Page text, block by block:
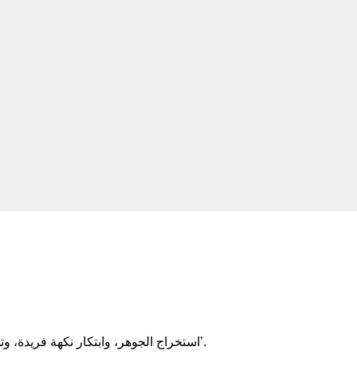
استخراج الجوهر، وابتكار نكهة فريدة، وتلبية احتياجات العملاء الفريدة، والتميز. الآلاف من التوابل، والآلاف من النكهات، جميعها مصنوعة من ‘نكهة فريدة’.